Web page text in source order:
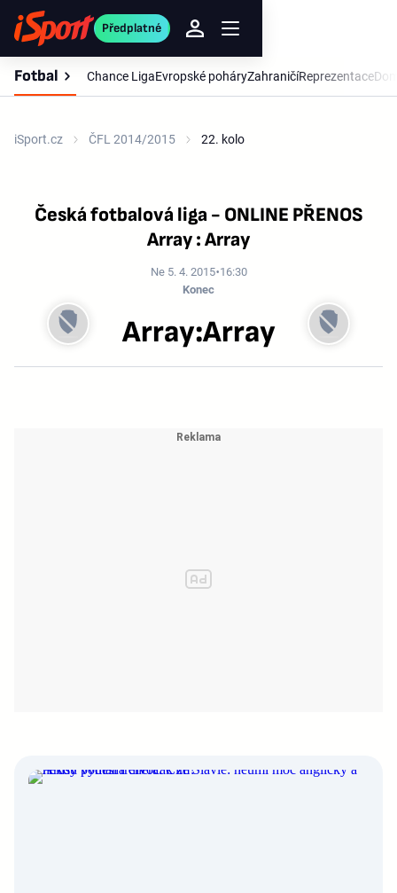
Předplatné
Fotbal Chance LigaEvropské poháryZahraničíReprezentace
iSport.cz ČFL 2014/2015 22. kolo
Česká fotbalová liga - ONLINE PŘENOS
Array : Array
Ne 5. 4. 2015 16:30
Konec
Array:Array